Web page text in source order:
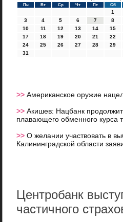
Пн Вт Ср Чт Пт Сб
1
3
4 5 6 7 8
10
11 12 13 14 15
17
18 19 20 21 22
24
25 26 27 28 29
31
>>Американское оружие
>>Акишев: Нацбанк
плавающего обменного курса
>>О желании участвовать в
Калининградской области
Центробанк
частичного